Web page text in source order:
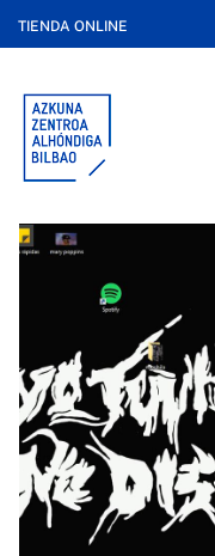
TIENDA ONLINE